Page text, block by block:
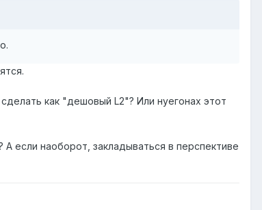
как "дешовый L2"? Или нуегонах этот
если наоборот, закладываться в перспективе